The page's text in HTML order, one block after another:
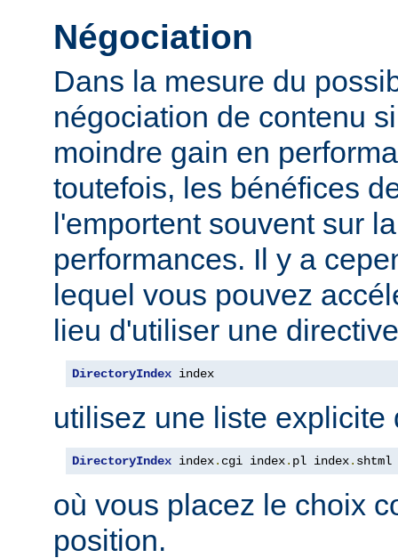
Négociation
Dans la mesure du
négociation de contenu
moindre gain en
toutefois, les bénéfices
l'emportent souvent sur
performances. Il y a
lequel vous pouvez
lieu d'utiliser une
DirectoryIndex index
utilisez une liste explicite
DirectoryIndex index. cgi index. pl index. shtml
où vous placez le choix
position.